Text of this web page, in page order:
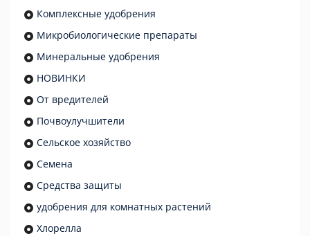
Комплексные удобрения
Микробиологические препараты
Минеральные удобрения
НОВИНКИ
От вредителей
Почвоулучшители
Сельское хозяйство
Семена
Средства защиты
удобрения для комнатных растений
Хлорелла